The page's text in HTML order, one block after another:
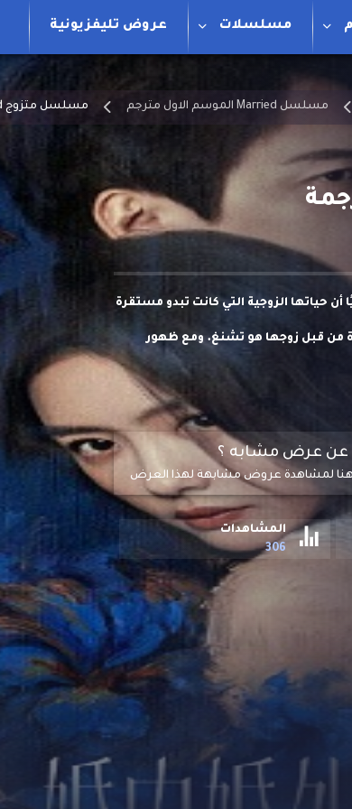
مسلسلات عروض تليفزيونية
مسلسل Married الموسم الاول مترجم مسلسل متزوج Married الحلقة 3 مترجمة
حياتها الزوجية التي كانت تبدو مستقرة
من قبل زوجها هو تشنغ. ومع ظهور
عن عرض مشابه ؟
لمشاهدة عروض مشابهة لهذا العرض
المشاهدات
306